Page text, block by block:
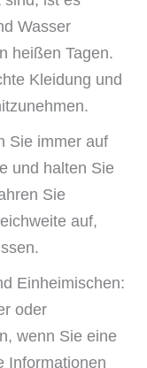
Wasser
heißen Tagen.
Kleidung und
Sie immer auf
und halten Sie
Sie
auf,
Einheimischen:
oder
wenn Sie eine
Informationen